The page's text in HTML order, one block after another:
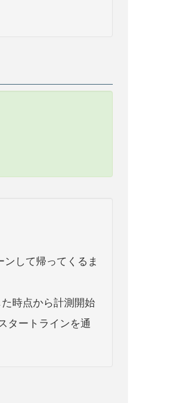
ンして帰ってくるま
時点から計測開始
タートラインを通